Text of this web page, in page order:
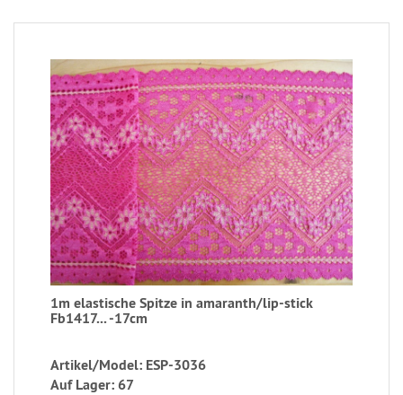
1m elastische Spitze in amaranth/lip-stick
Fb1417... -17cm
Artikel/Model: ESP-3036
Auf Lager: 67